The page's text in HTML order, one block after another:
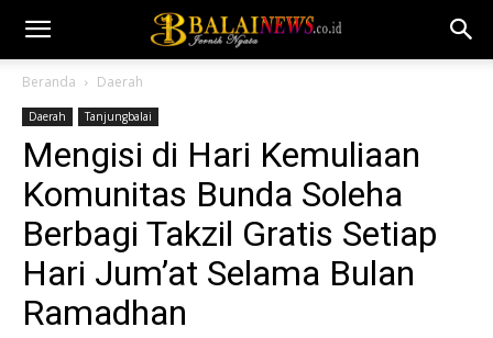
Beranda Daerah
Daerah Tanjungbalai
Mengisi di Hari Kemuliaan
Komunitas Bunda Soleha
Berbagi Takzil Gratis Setiap
Hari Jum’at Selama Bulan
Ramadhan